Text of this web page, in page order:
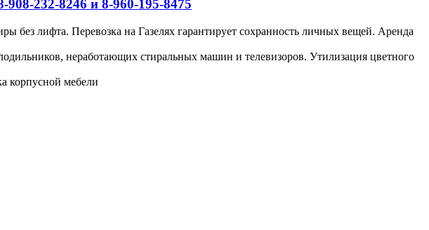
232-8246 и 8-960-195-8475
без лифта. Перевозка на Газелях гарантирует сохранность личных вещей. Аренда
неработающих стиральных машин и телевизоров. Утилизация цветного
корпусной мебели